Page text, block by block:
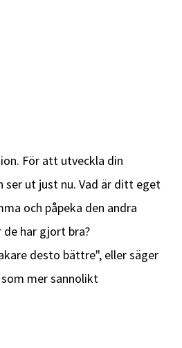
För att utveckla din
ut just nu. Vad är ditt eget
och påpeka den andra
har gjort bra?
desto bättre", eller säger
mer sannolikt